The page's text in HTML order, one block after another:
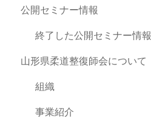
公開セミナー情報
終了した公開セミナー情報
山形県柔道整復師会について
組織
事業紹介